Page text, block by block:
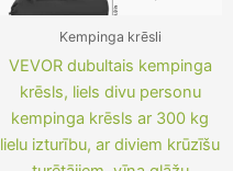
Kempinga krēsli
VEVOR dubultais kempinga
krēsls, liels divu personu
kempinga krēsls ar 300 kg
lielu izturību, ar diviem krūzīšu